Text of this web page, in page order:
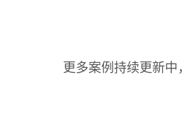
更多案例持续更新中